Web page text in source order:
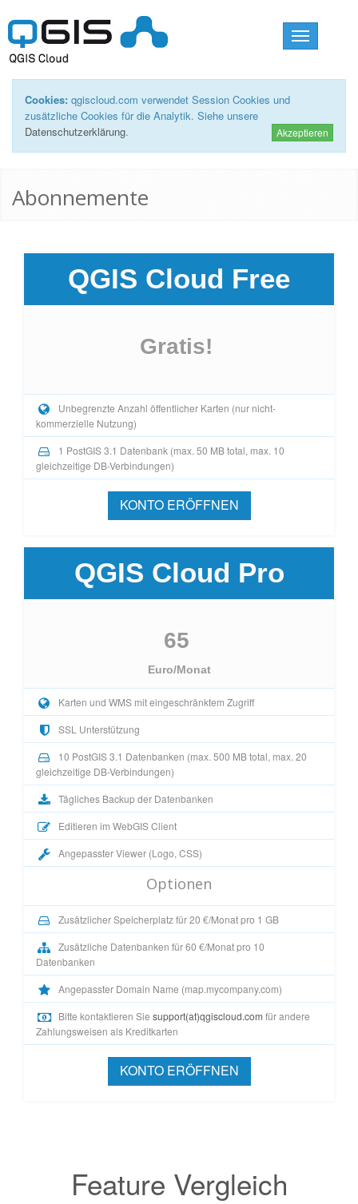
Toggle
navigation
Cookies: qgiscloud.com verwendet Session Cookies und
zusätzliche Cookies für die Analytik. Siehe unsere
Datenschutzerklärung. Akzeptieren
Abonnemente
QGIS Cloud Free
Gratis!
Unbegrenzte Anzahl öffentlicher Karten (nur nicht-
kommerzielle Nutzung)
1 PostGIS 3.1 Datenbank (max. 50 MB total, max. 10
gleichzeitige DB-Verbindungen)
KONTO ERÖFFNEN
QGIS Cloud Pro
65
Euro/Monat
Karten und WMS mit eingeschränktem Zugriff
SSL Unterstützung
10 PostGIS 3.1 Datenbanken (max. 500 MB total, max. 20
gleichzeitige DB-Verbindungen)
Tägliches Backup der Datenbanken
Editieren im WebGIS Client
Angepasster Viewer (Logo, CSS)
Optionen
Zusätzlicher Speicherplatz für 20 €/Monat pro 1 GB
Zusätzliche Datenbanken für 60 €/Monat pro 10
Datenbanken
Angepasster Domain Name (map.mycompany.com)
Bitte kontaktieren Sie support(at)qgiscloud.com für andere
Zahlungsweisen als Kreditkarten
KONTO ERÖFFNEN
Feature Vergleich